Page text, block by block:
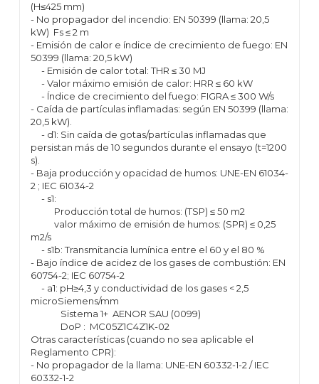
(H≤425 mm)
- No propagador del incendio: EN 50399 (llama: 20,5
kW) Fs ≤ 2 m
- Emisión de calor e índice de crecimiento de fuego: EN
50399 (llama: 20,5 kW)
- Emisión de calor total: THR ≤ 30 MJ
- Valor máximo emisión de calor: HRR ≤ 60 kW
- Índice de crecimiento del fuego: FIGRA ≤ 300 W/s
- Caída de partículas inflamadas: según EN 50399 (llama:
20,5 kW).
- d1: Sin caída de gotas/partículas inflamadas que
persistan más de 10 segundos durante el ensayo (t=1200
s).
- Baja producción y opacidad de humos: UNE-EN 61034-
2 ; IEC 61034-2
- s1:
Producción total de humos: (TSP) ≤ 50 m2
valor máximo de emisión de humos: (SPR) ≤ 0,25
m2/s
- s1b: Transmitancia lumínica entre el 60 y el 80 %
- Bajo índice de acidez de los gases de combustión: EN
60754-2; IEC 60754-2
- a1: pH≥4,3 y conductividad de los gases < 2,5
microSiemens/mm
Sistema 1+ AENOR SAU (0099)
DoP : MC05Z1C4Z1K-02
Otras características (cuando no sea aplicable el
Reglamento CPR):
- No propagador de la llama: UNE-EN 60332-1-2 / IEC
60332-1-2